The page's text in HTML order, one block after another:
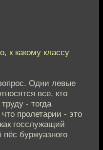
к какому классу
Одни левые
все, кто
- тогда
пролетарии - это
госслужащий
буржуазного